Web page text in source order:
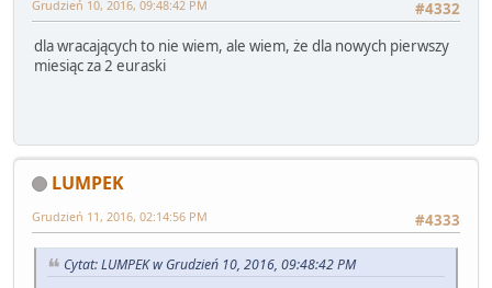
#4332
Grudzień 10, 2016, 09:48:42 PM
dla wracających to nie wiem, ale wiem, że dla nowych pierwszy
miesiąc za 2 euraski
LUMPEK
#4333
Grudzień 11, 2016, 02:14:56 PM
Cytat: LUMPEK w Grudzień 10, 2016, 09:48:42 PM